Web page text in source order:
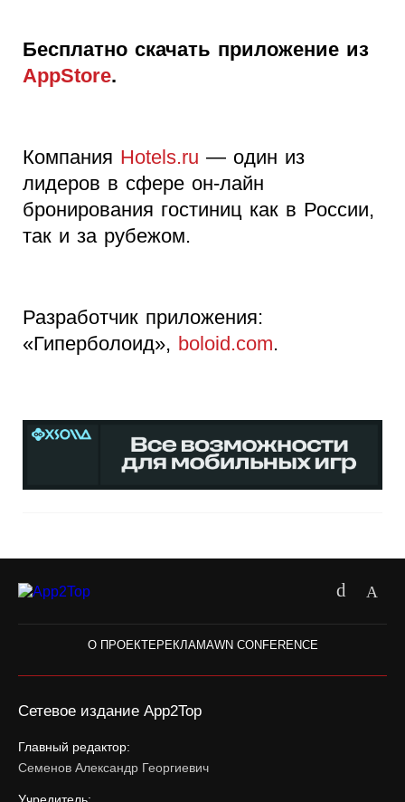
Бесплатно скачать приложение из
AppStore.
Компания Hotels.ru — один из
лидеров в сфере он-лайн
бронирования гостиниц как в России,
так и за рубежом.
Разработчик приложения:
«Гиперболоид», boloid.com.
О ПРОЕКТЕРЕКЛАМАWN CONFERENCE
Сетевое издание App2Top
Главный редактор:
Семенов Александр Георгиевич
Учредитель: